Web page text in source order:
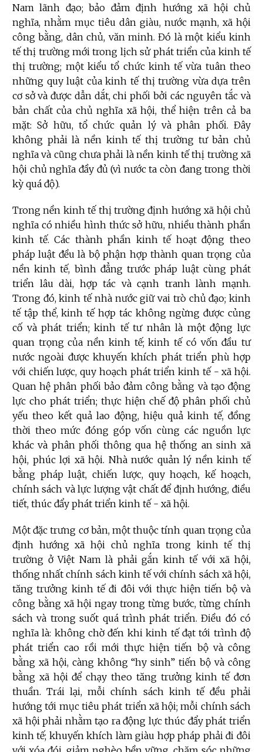
Nam lãnh đạo; bảo đảm định hướng xã hội chủ
nghĩa, nhằm mục tiêu dân giàu, nước mạnh, xã hội
công bằng, dân chủ, văn minh. Đó là một kiểu kinh
tế thị trường mới trong lịch sử phát triển của kinh tế
thị trường; một kiểu tổ chức kinh tế vừa tuân theo
những quy luật của kinh tế thị trường vừa dựa trên
cơ sở và được dẫn dắt, chi phối bởi các nguyên tắc và
bản chất của chủ nghĩa xã hội, thể hiện trên cả ba
mặt: Sở hữu, tổ chức quản lý và phân phối. Đây
không phải là nền kinh tế thị trường tư bản chủ
nghĩa và cũng chưa phải là nền kinh tế thị trường xã
hội chủ nghĩa đầy đủ (vì nước ta còn đang trong thời
kỳ quá độ).
Trong nền kinh tế thị trường định hướng xã hội chủ
nghĩa có nhiều hình thức sở hữu, nhiều thành phần
kinh tế. Các thành phần kinh tế hoạt động theo
pháp luật đều là bộ phận hợp thành quan trọng của
nền kinh tế, bình đẳng trước pháp luật cùng phát
triển lâu dài, hợp tác và cạnh tranh lành mạnh.
Trong đó, kinh tế nhà nước giữ vai trò chủ đạo; kinh
tế tập thể, kinh tế hợp tác không ngừng được củng
cố và phát triển; kinh tế tư nhân là một động lực
quan trọng của nền kinh tế; kinh tế có vốn đầu tư
nước ngoài được khuyến khích phát triển phù hợp
với chiến lược, quy hoạch phát triển kinh tế - xã hội.
Quan hệ phân phối bảo đảm công bằng và tạo động
lực cho phát triển; thực hiện chế độ phân phối chủ
yếu theo kết quả lao động, hiệu quả kinh tế, đồng
thời theo mức đóng góp vốn cùng các nguồn lực
khác và phân phối thông qua hệ thống an sinh xã
hội, phúc lợi xã hội. Nhà nước quản lý nền kinh tế
bằng pháp luật, chiến lược, quy hoạch, kế hoạch,
chính sách và lực lượng vật chất để định hướng, điều
tiết, thúc đẩy phát triển kinh tế - xã hội.
Một đặc trưng cơ bản, một thuộc tính quan trọng của
định hướng xã hội chủ nghĩa trong kinh tế thị
trường ở Việt Nam là phải gắn kinh tế với xã hội,
thống nhất chính sách kinh tế với chính sách xã hội,
tăng trưởng kinh tế đi đôi với thực hiện tiến bộ và
công bằng xã hội ngay trong từng bước, từng chính
sách và trong suốt quá trình phát triển. Điều đó có
nghĩa là: không chờ đến khi kinh tế đạt tới trình độ
phát triển cao rồi mới thực hiện tiến bộ và công
bằng xã hội, càng không “hy sinh” tiến bộ và công
bằng xã hội để chạy theo tăng trưởng kinh tế đơn
thuần. Trái lại, mỗi chính sách kinh tế đều phải
hướng tới mục tiêu phát triển xã hội; mỗi chính sách
xã hội phải nhằm tạo ra động lực thúc đẩy phát triển
kinh tế; khuyến khích làm giàu hợp pháp phải đi đôi